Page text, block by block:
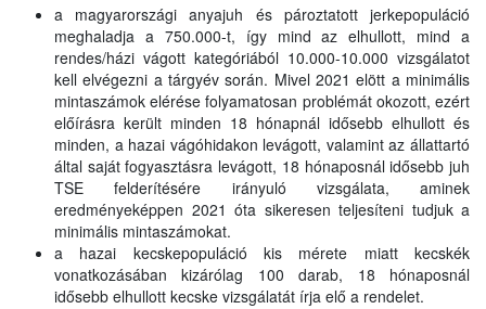
a magyarországi anyajuh és pároztatott jerkepopuláció
meghaladja a 750.000-t, így mind az elhullott, mind a
rendes/házi vágott kategóriából 10.000-10.000 vizsgálatot
kell elvégezni a tárgyév során. Mivel 2021 elött a minimális
mintaszámok elérése folyamatosan problémát okozott, ezért
előírásra került minden 18 hónapnál idősebb elhullott és
minden, a hazai vágóhidakon levágott, valamint az állattartó
által saját fogyasztásra levágott, 18 hónaposnál idősebb juh
TSE felderítésére irányuló vizsgálata, aminek
eredményeképpen 2021 óta sikeresen teljesíteni tudjuk a
minimális mintaszámokat.
a hazai kecskepopuláció kis mérete miatt kecskék
vonatkozásában kizárólag 100 darab, 18 hónaposnál
idősebb elhullott kecske vizsgálatát írja elő a rendelet.